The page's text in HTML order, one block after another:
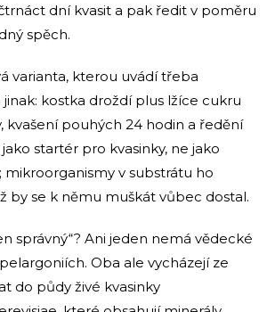
dní kvasit a pak ředit v poměru
spěch.
varianta, kterou uvádí třeba
jinak: kostka droždí plus lžíce cukru
kvašení pouhých 24 hodin a ředění
jako startér pro kvasinky, ne jako
mikroorganismy v substrátu ho
by se k němu muškát vůbec dostal.
správný“? Ani jeden nemá vědecké
Oba ale vycházejí ze
do půdy živé kvasinky